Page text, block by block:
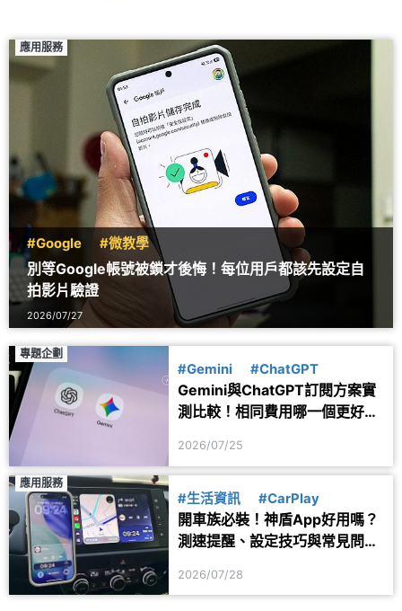
應用服務
#Google #微教學
別等Google帳號被鎖才後悔！每位用戶都該先設定自
拍影片驗證
2026/07/27
專題企劃
#Gemini #ChatGPT
Gemini與ChatGPT訂閱方案實
測比較！相同費用哪一個更好
2026/07/25
應用服務
#生活資訊 #CarPlay
開車族必裝！神盾App好用嗎？
測速提醒、設定技巧與常見問題
2026/07/28